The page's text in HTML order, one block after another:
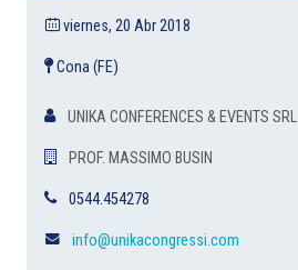
viernes, 20 Abr 2018
Cona (FE)
UNIKA CONFERENCES & EVENTS SRL
PROF. MASSIMO BUSIN
0544.454278
info@unikacongressi.com